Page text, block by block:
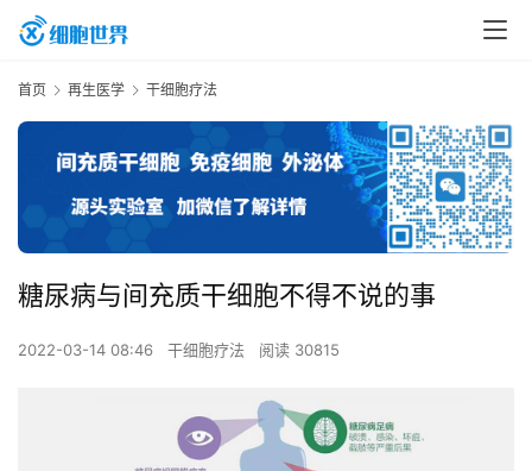
首页 再生医学 干细胞疗法
糖尿病与间充质干细胞不得不说的事
2022-03-14 08:46 干细胞疗法 阅读 30815